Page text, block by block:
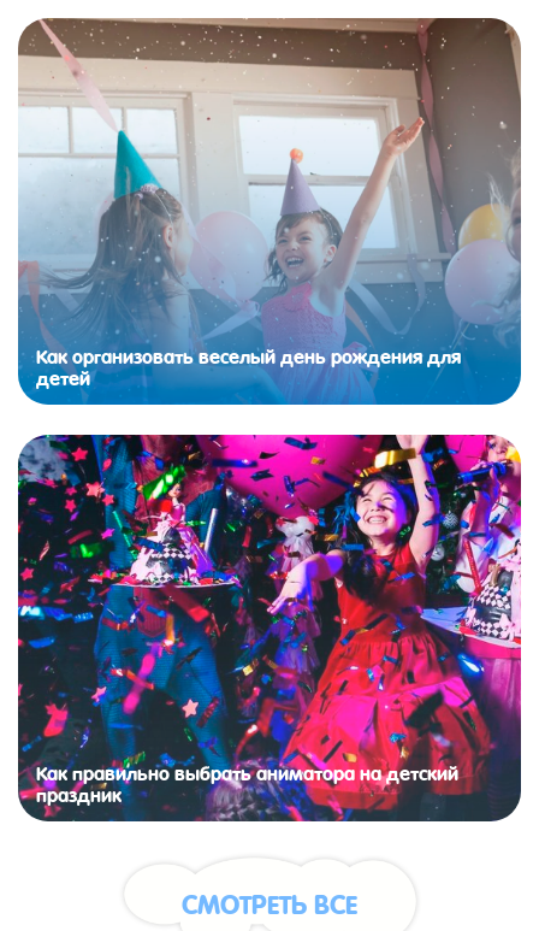
Как организовать веселый день рождения для
детей
Как правильно выбрать аниматора на детский
праздник
СМОТРЕТЬ ВСЕ